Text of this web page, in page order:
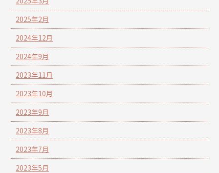
2025年2月
2024年12月
2024年9月
2023年11月
2023年10月
2023年9月
2023年8月
2023年7月
2023年5月